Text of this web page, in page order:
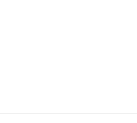
tác thuốc không mong muốn.